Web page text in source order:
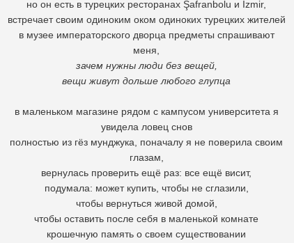
но он есть в турецких ресторанах Şafranbolu и İzmir,
встречает своим одиноким оком одиноких турецких жителей
в музее императорского дворца предметы спрашивают
меня,
зачем нужны люди без вещей,
вещи живут дольше любого глупца
в маленьком магазине рядом с кампусом университета я
увидела ловец снов
полностью из гёз мунджука, поначалу я не поверила своим
глазам,
вернулась проверить ещё раз: все ещё висит,
подумала: может купить, чтобы не сглазили,
чтобы вернуться живой домой,
чтобы оставить после себя в маленькой комнате
крошечную память о своем существовании